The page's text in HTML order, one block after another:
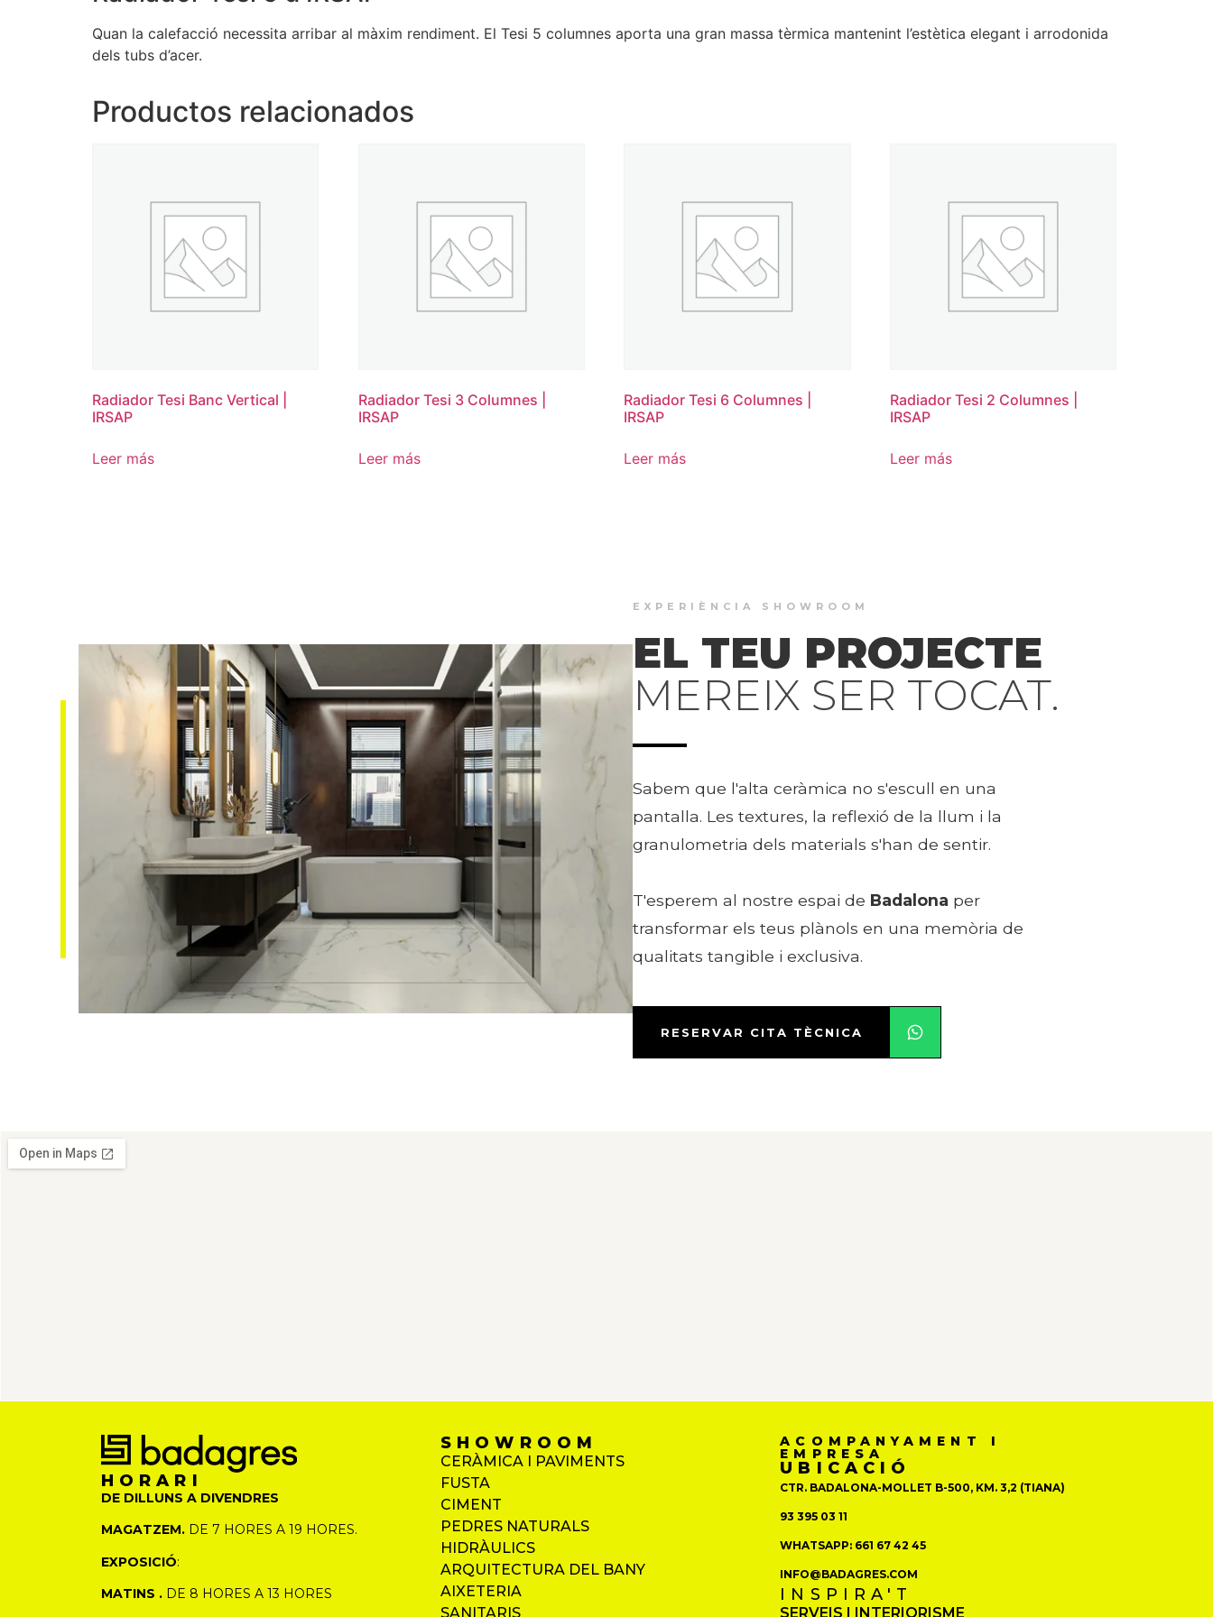
Quan la calefacció necessita arribar al màxim rendiment. El Tesi 5 columnes aporta una gran massa tèrmica mantenint l’estètica elegant i arrodonida
dels tubs d’acer.
Productos relacionados
Radiador Tesi Banc Vertical |
IRSAP
Leer más
Radiador Tesi 3 Columnes |
IRSAP
Leer más
Radiador Tesi 6 Columnes |
IRSAP
Leer más
Radiador Tesi 2 Columnes |
IRSAP
Leer más
EXPERIÈNCIA SHOWROOM
EL TEU PROJECTE
MEREIX SER TOCAT.
Sabem que l'alta ceràmica no s'escull en una
pantalla. Les textures, la reflexió de la llum i la
granulometria dels materials s'han de sentir.
T'esperem al nostre espai de Badalona per
transformar els teus plànols en una memòria de
qualitats tangible i exclusiva.
RESERVAR CITA TÈCNICA
HORARI
DE DILLUNS A DIVENDRES
MAGATZEM. DE 7 HORES A 19 HORES.
EXPOSICIÓ:
MATINS . DE 8 HORES A 13 HORES
SHOWROOM
CERÀMICA I PAVIMENTS
FUSTA
CIMENT
PEDRES NATURALS
HIDRÀULICS
ARQUITECTURA DEL BANY
AIXETERIA
SANITARIS
ACOMPANYAMENT I
EMPRESA
UBICACIÓ
CTR. BADALONA-MOLLET B-500, KM. 3,2 (TIANA)
93 395 03 11
WHATSAPP: 661 67 42 45
INFO@BADAGRES.COM
INSPIRA'T
SERVEIS I INTERIORISME